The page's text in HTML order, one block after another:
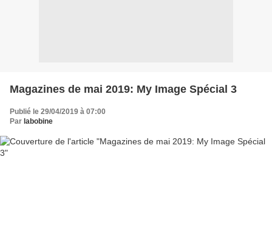
Magazines de mai 2019: My Image Spécial 3
Publié le 29/04/2019 à 07:00
Par labobine